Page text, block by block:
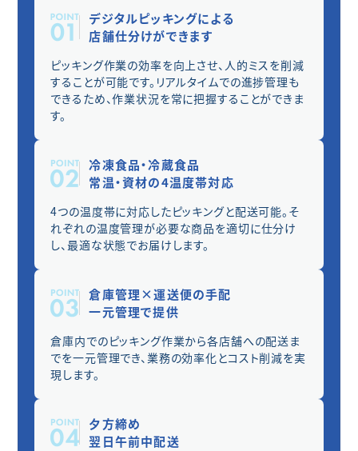
デジタルピッキングによる
店舗仕分けができます
ピッキング作業の効率を向上させ、人的ミスを削減
することが可能です。リアルタイムでの進捗管理も
できるため、作業状況を常に把握することができま
す。
冷凍食品・冷蔵食品
常温・資材の4温度帯対応
4つの温度帯に対応したピッキングと配送可能。そ
れぞれの温度管理が必要な商品を適切に仕分け
し、最適な状態でお届けします。
倉庫管理×運送便の手配
一元管理で提供
倉庫内でのピッキング作業から各店舗への配送ま
でを一元管理でき、業務の効率化とコスト削減を実
現します。
夕方締め
翌日午前中配送